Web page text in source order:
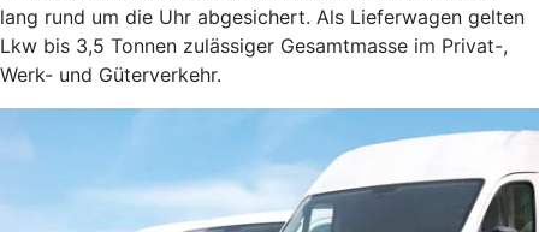
lang rund um die Uhr abgesichert. Als Lieferwagen gelten
Lkw bis 3,5 Tonnen zulässiger Gesamtmasse im Privat-,
Werk- und Güterverkehr.